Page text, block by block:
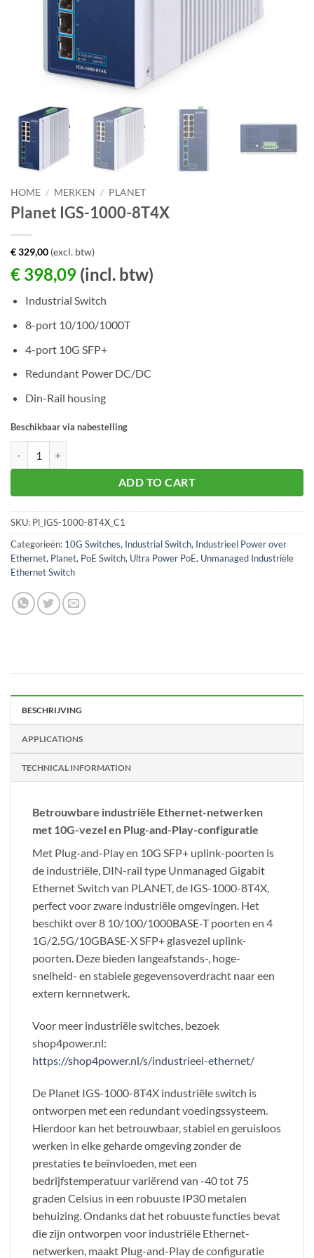
HOME / MERKEN / PLANET
Planet IGS-1000-8T4X
€329,00 (excl. btw)
€ 398,09 (incl. btw)
Industrial Switch
8-port 10/100/1000T
4-port 10G SFP+
Redundant Power DC/DC
Din-Rail housing
Beschikbaar via nabestelling
ADD TO CART
SKU: Pl_IGS-1000-8T4X_C1
Categorieën: 10G Switches, Industrial Switch, Industrieel Power over
Ethernet, Planet, PoE Switch, Ultra Power PoE, Unmanaged Industriële
Ethernet Switch
BESCHRIJVING
APPLICATIONS
TECHNICAL INFORMATION
Betrouwbare industriële Ethernet-netwerken
met 10G-vezel en Plug-and-Play-configuratie
Met Plug-and-Play en 10G SFP+ uplink-poorten is
de industriële, DIN-rail type Unmanaged Gigabit
Ethernet Switch van PLANET, de IGS-1000-8T4X,
perfect voor zware industriële omgevingen. Het
beschikt over 8 10/100/1000BASE-T poorten en 4
1G/2.5G/10GBASE-X SFP+ glasvezel uplink-
poorten. Deze bieden langeafstands-, hoge-
snelheid- en stabiele gegevensoverdracht naar een
extern kernnetwerk.
Voor meer industriële switches, bezoek
shop4power.nl:
https://shop4power.nl/s/industrieel-ethernet/
De Planet IGS-1000-8T4X industriële switch is
ontworpen met een redundant voedingssysteem.
Hierdoor kan het betrouwbaar, stabiel en geruisloos
werken in elke geharde omgeving zonder de
prestaties te beïnvloeden, met een
bedrijfstemperatuur variërend van -40 tot 75
graden Celsius in een robuuste IP30 metalen
behuizing. Ondanks dat het robuuste functies bevat
die zijn ontworpen voor industriële Ethernet-
netwerken, maakt Plug-and-Play de configuratie